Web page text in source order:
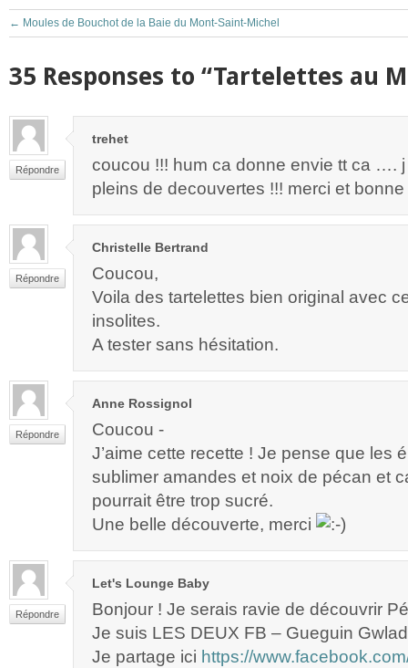
← Moules de Bouchot de la Baie du Mont-Saint-Michel
35 Responses to “Tartelettes au
Répondre
trehet
coucou !!! hum ca donne envie tt ca ….
pleins de decouvertes !!! merci et
Répondre
Christelle Bertrand
Coucou,
Voila des tartelettes bien original avec
insolites.
A tester sans hésitation.
Répondre
Anne Rossignol
Coucou -
J’aime cette recette ! Je pense que les
sublimer amandes et noix de pécan et
pourrait être trop sucré.
Une belle découverte, merci
Répondre
Let's Lounge Baby
Bonjour ! Je serais ravie de découvrir
Je suis LES DEUX FB – Gueguin
Je partage ici https://